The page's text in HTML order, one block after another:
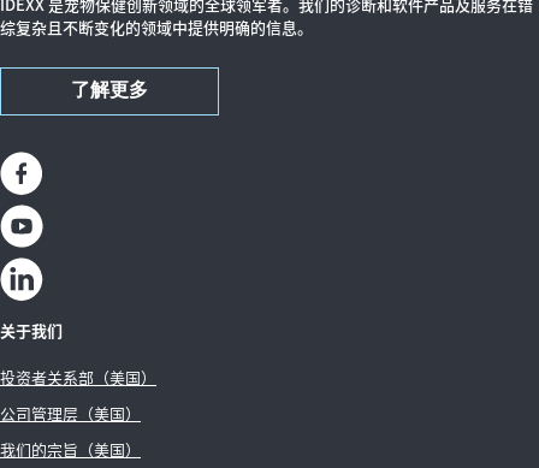
综复杂且不断变化的领域中提供明确的信息。
了解更多
关于我们
投资者关系部（美国）
公司管理层（美国）
我们的宗旨（美国）